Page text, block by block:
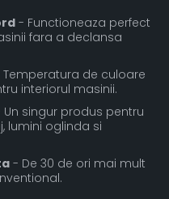
- Functioneaza perfect
fara a declansa
de culoare
interiorul masinii.
Un singur produs pentru
lumini oglinda si
- De 30 de ori mai mult